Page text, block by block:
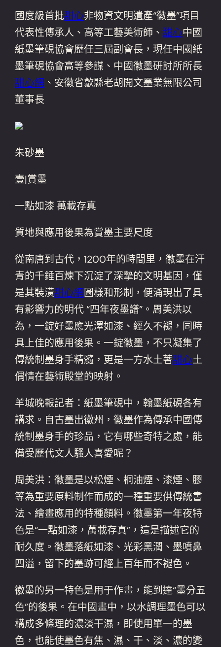
國度級首批甜心非物資文明遺產“徽墨”項目
代表性傳承人、高等工藝美術師、甜心中國
紙墨筆硯協會歷任三屆副會長，現任中國紙
墨筆硯協會高等參謀、中國徽墨研討所所長
甜心網 、安徽省歙縣老胡開文墨業無限公司
董事長
朱砂墨
壹|賞墨
一點如漆 萬載存真
質地與應用後果為賞墨主要尺度
從南唐到古代，1200年的時間里，徽墨在汗
青的千錘百煉下沉淀了深摯的文明基因，僅
是其裝潢甜心網圖樣和形制，便涌現出了具
有影響力的明代 “四年夜墨譜”。周美洪以
為，一錠好墨應光澤如漆、經久不褪，同時
具上佳的應用後果。一錠徽墨，不只凝集了
傳統制墨身手精髓，更是一方水土著甜心土
偶情在藝術殿堂的映射。
羊城晚報記者：紙墨筆硯中，翰墨紙硯各有
講求。自古墨出徽州，徽墨作為傳承中國傳
統制墨身手的珍品，它有哪些奇特之處，能
備受歷代文人騷人喜愛呢？
周美洪：徽墨是以松煙、桐油煙、漆煙、膠
等為重要原料制作而成的一種重要供傳統書
法、繪畫應用的特種顏料。徽墨第一年夜特
色是“一點如漆，萬載存真”，這是描述它的
耐久度。徽墨落紙如漆、光彩黑潤、墨噴鼻
四溢，留下的墨跡可經上百年而不褪色。
徽墨的另一特色是用于作畫，能到達“墨分五
色”的後果。在中國畫中，以水調理墨色可以
構成多條理的濃淡干濕，即使用單一的墨
色，也能使墨色有焦、濕、干、淡、濃的變